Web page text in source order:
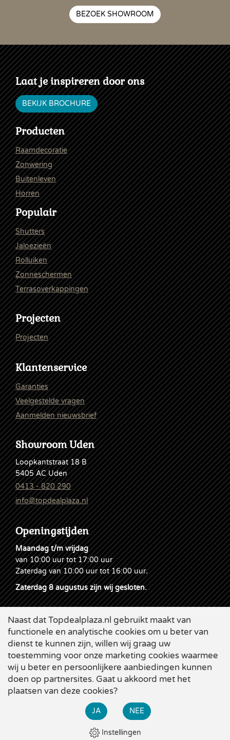
Bekijk alle zomer-acties bij Topdeal. Diverse grote kortingen
op de beste producten!
BEZOEK SHOWROOM
Laat je inspireren door ons
BEKIJK BROCHURE
Producten
Raamdecoratie
Zonwering
Buitenleven
Horren
Populair
Shutters
Jaloezieën
Rolluiken
Zonneschermen
Terrasoverkappingen
Projecten
Projecten
Klantenservice
Garanties
Veelgestelde vragen
Aanmelden nieuwsbrief
Showroom Uden
Loopkantstraat 18 B
5405 AC Uden
0413 - 820 290
info@topdealplaza.nl
Openingstijden
Maandag t/m vrijdag
van 10:00 uur tot 17:00 uur
Zaterdag van 10:00 uur tot 16:00 uur.
Zaterdag 8 augustus zijn wij gesloten.
Cookies|Leveringsvoorwaarden
Webdesign
Applepie
Naast dat Topdealplaza.nl gebruikt maakt van
functionele en analytische cookies om u beter van
dienst te kunnen zijn, willen wij graag uw
toestemming voor onze marketing cookies waarmee
wij u beter en persoonlijkere aanbiedingen kunnen
doen op partnersites. Gaat u akkoord met het
plaatsen van deze cookies?
JA NEE
Instellingen